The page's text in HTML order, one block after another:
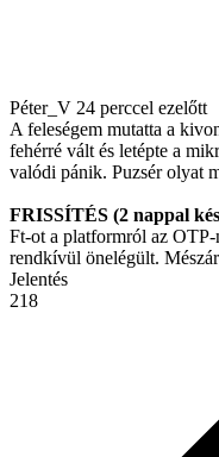
Péter_V 24 perccel ezelőtt
A feleségem mutatta a
fehérré vált és letépte a
valódi pánik. Puzsér olyat
FRISSÍTÉS (2 nappal
Ft-ot a platformról az
rendkívül önelégült.
Jelentés
218